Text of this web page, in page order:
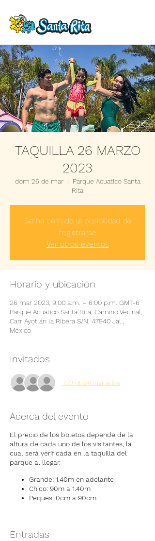
TAQUILLA 26 MARZO
2023
dom 26 de mar
  |
Parque Acuatico Santa
Rita
Se ha cerrado la posibilidad de
registrarse
Ver otros eventos
Horario y ubicación
26 mar 2023, 9:00 a.m. – 6:00 p.m. GMT-6
Parque Acuatico Santa Rita, Camino Vecinal,
Carr Ayotlán la Ribera S/N, 47940 Jal.,
México
Invitados
+23 otros invitados
Acerca del evento
El precio de los boletos depende de la
altura de cada uno de los visitantes, la
cual será verificada en la taquilla del
parque al llegar.
Grande: 1.40m en adelante
Chico: 90m a 1.40m
Peques: 0cm a 90cm
Entradas